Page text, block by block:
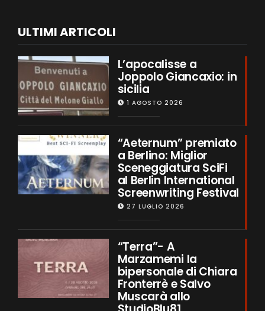
ULTIMI ARTICOLI
L’apocalisse a
Joppolo Giancaxio: in
sicilia
1 AGOSTO 2026
“Aeternum” premiato
a Berlino: Miglior
Sceneggiatura SciFi
al Berlin International
Screenwriting Festival
27 LUGLIO 2026
“Terra”- A
Marzamemi la
bipersonale di Chiara
Fronterrè e Salvo
Muscarà allo